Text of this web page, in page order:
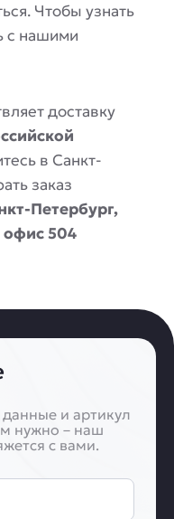
Чтобы узнать
с нашими
доставку
в Санкт-
заказ
Петербург,
офис 504
и артикул
нужно – наш
с вами.